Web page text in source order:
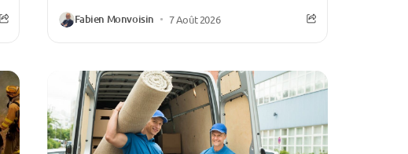
Fabien Monvoisin 7 Août 2026